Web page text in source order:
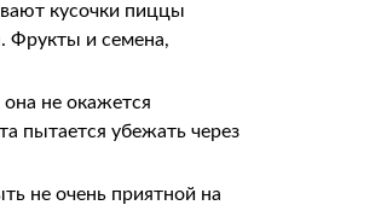
кусочки пиццы
Фрукты и семена,
не окажется
пытается убежать через
не очень приятной на